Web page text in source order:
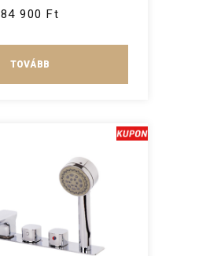
84 900 Ft
TOVÁBB